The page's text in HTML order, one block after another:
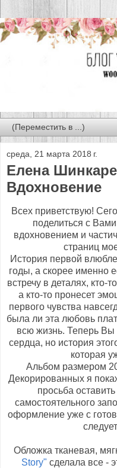
среда, 21 марта 2018 г.
Елена
Вдохновение
Всех приветствую!
поделиться с
вдохновением и
страниц
История первой
годы, а скорее именно
встречу в деталях, кто-
а кто-то пронесет
первого чувства
была ли эта любовь
всю жизнь. Теперь Вы
сердца, но история
которая
Альбом размером
Декорированных я
просьба
самостоятельного
оформление уже с
Обложка тканевая,
Story" сделала все -